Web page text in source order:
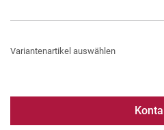
Variantenartikel auswählen